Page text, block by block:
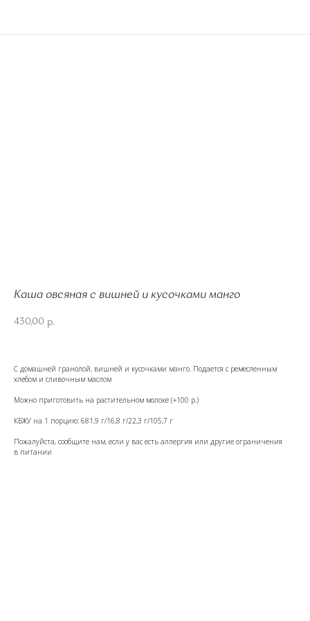
Каша овсяная с вишней и кусочками манго
430,00 р.
С домашней гранолой, вишней и кусочками манго. Подается с ремесленным
хлебом и сливочным маслом
Можно приготовить на растительном молоке (+100 р.)
КБЖУ на 1 порцию: 681,9 г/16,8 г/22,3 г/105,7 г
Пожалуйста, сообщите нам, если у вас есть аллергия или другие ограничения
в питании